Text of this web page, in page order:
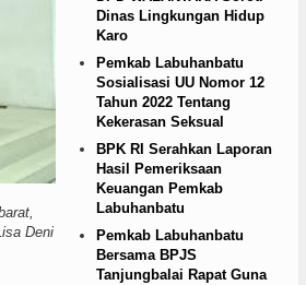
dan Inovasi Pelayanan Publik
Deni
Dinas Lingkungan Hidup
Karo
Pemkab Labuhanbatu
Sosialisasi UU Nomor 12
Tahun 2022 Tentang
Kekerasan Seksual
BPK RI Serahkan Laporan
Hasil Pemeriksaan
Keuangan Pemkab
Labuhanbatu
Pemkab Labuhanbatu
Bersama BPJS
Tanjungbalai Rapat Guna